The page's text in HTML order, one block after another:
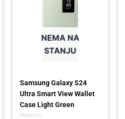
NEMA NA
STANJU
Maskice
Samsung Galaxy S24
Ultra Smart View Wallet
Case Light Green